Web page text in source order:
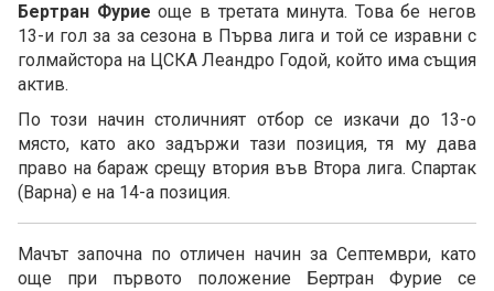
Бертран Фурие още в третата минута. Това бе негов
13-и гол за за сезона в Първа лига и той се изравни с
голмайстора на ЦСКА Леандро Годой, който има същия
актив.
По този начин столичният отбор се изкачи до 13-о
място, като ако задържи тази позиция, тя му дава
право на бараж срещу втория във Втора лига. Спартак
(Варна) е на 14-а позиция.
Мачът започна по отличен начин за Септември, като
още при първото положение Бертран Фурие се